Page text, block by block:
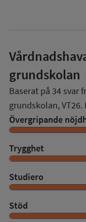
grundskolan
Baserat på 34 svar
grundskolan,VT26.
Övergripande
Trygghet
Studiero
Stöd